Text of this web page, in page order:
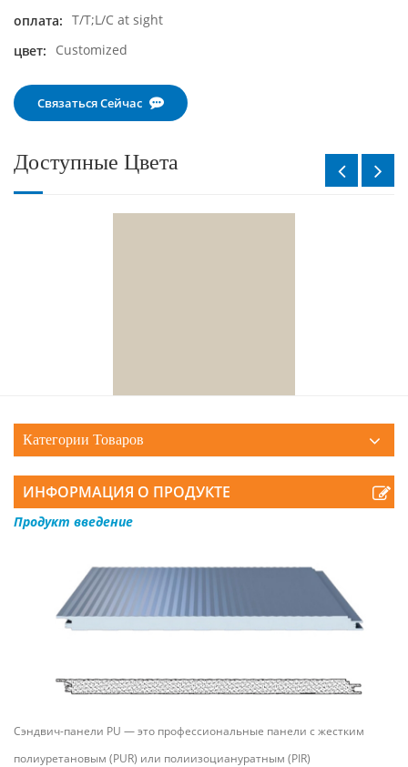
оплата: T/T;L/C at sight
цвет:
Customized
Связаться Сейчас
Доступные Цвета
Категории Товаров
ИНФОРМАЦИЯ О ПРОДУКТЕ
Продукт введение
‌Сэндвич-панели PU‌ — это профессиональные панели с жестким
полиуретановым (PUR) или полиизоциануратным (PIR)